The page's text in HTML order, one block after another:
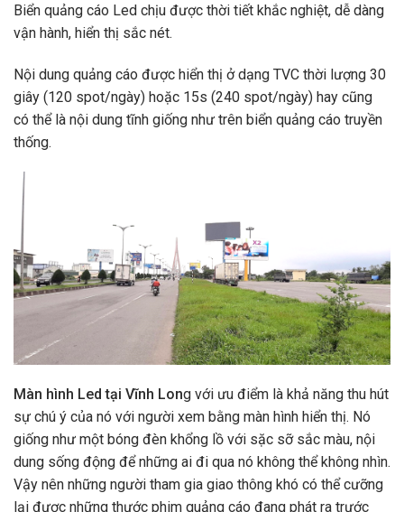
Biển quảng cáo Led chịu được thời tiết khắc nghiệt, dễ dàng
vận hành, hiển thị sắc nét.
Nội dung quảng cáo được hiển thị ở dạng TVC thời lượng 30
giây (120 spot/ngày) hoặc 15s (240 spot/ngày) hay cũng
có thể là nội dung tĩnh giống như trên biển quảng cáo truyền
thống.
Màn hình Led tại Vĩnh Long với ưu điểm là khả năng thu hút
sự chú ý của n​ó với người xem bằng màn hình hiển thị​​. Nó
giống như một bóng đèn khổng lồ với sặc sỡ sắc màu, nội
dung sống động để những ai đi qua nó không thể không nhìn.​
Vậy nên những người tham gia giao thông khó có thể cưỡng
lại được những thước phim quảng cáo đang phát ra trước